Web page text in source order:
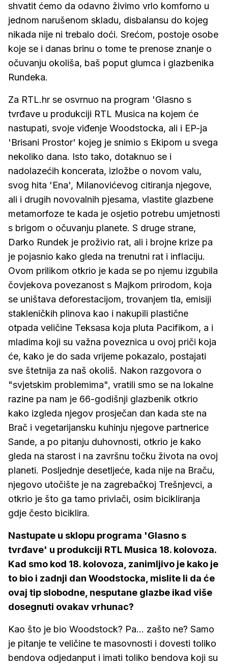
shvatit ćemo da odavno živimo vrlo komforno u
jednom narušenom skladu, disbalansu do kojeg
nikada nije ni trebalo doći. Srećom, postoje osobe
koje se i danas brinu o tome te prenose znanje o
očuvanju okoliša, baš poput glumca i glazbenika
Rundeka.
Za RTL.hr se osvrnuo na program 'Glasno s
tvrđave u produkciji RTL Musica na kojem će
nastupati, svoje viđenje Woodstocka, ali i EP-ja
'Brisani Prostor' kojeg je snimio s Ekipom u svega
nekoliko dana. Isto tako, dotaknuo se i
nadolazećih koncerata, izložbe o novom valu,
svog hita 'Ena', Milanovićevog citiranja njegove,
ali i drugih novovalnih pjesama, vlastite glazbene
metamorfoze te kada je osjetio potrebu umjetnosti
s brigom o očuvanju planete. S druge strane,
Darko Rundek je proživio rat, ali i brojne krize pa
je pojasnio kako gleda na trenutni rat i inflaciju.
Ovom prilikom otkrio je kada se po njemu izgubila
čovjekova povezanost s Majkom prirodom, koja
se uništava deforestacijom, trovanjem tla, emisiji
stakleničkih plinova kao i nakupili plastične
otpada veličine Teksasa koja pluta Pacifikom, a i
mladima koji su važna poveznica u ovoj priči koja
će, kako je do sada vrijeme pokazalo, postajati
sve štetnija za naš okoliš. Nakon razgovora o
"svjetskim problemima", vratili smo se na lokalne
razine pa nam je 66-godišnji glazbenik otkrio
kako izgleda njegov prosječan dan kada ste na
Brač i vegetarijansku kuhinju njegove partnerice
Sande, a po pitanju duhovnosti, otkrio je kako
gleda na starost i na završnu točku života na ovoj
planeti. Posljednje desetljeće, kada nije na Braču,
njegovo utočište je na zagrebačkoj Trešnjevci, a
otkrio je što ga tamo privlači, osim bicikliranja
gdje često biciklira.
Nastupate u sklopu programa 'Glasno s
tvrđave' u produkciji RTL Musica 18. kolovoza.
Kad smo kod 18. kolovoza, zanimljivo je kako je
to bio i zadnji dan Woodstocka, mislite li da će
ovaj tip slobodne, nesputane glazbe ikad više
dosegnuti ovakav vrhunac?
Kao što je bio Woodstock? Pa... zašto ne? Samo
je pitanje te veličine te masovnosti i dovesti toliko
bendova odjedanput i imati toliko bendova koji su